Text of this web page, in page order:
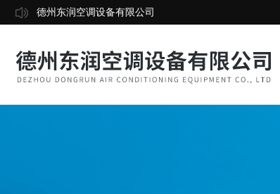
德州东润空调设备有限公司